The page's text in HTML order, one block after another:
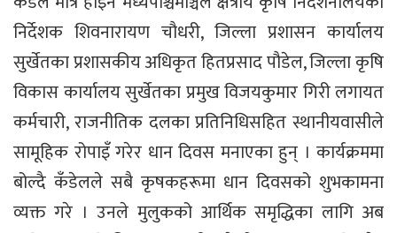
निर्देशक शिवनारायण चौधरी, जिल्ला प्रशासन कार्यालय
सुर्खेतका प्रशासकीय अधिकृत हितप्रसाद पौडेल, जिल्ला कृषि
विकास कार्यालय सुर्खेतका प्रमुख विजयकुमार गिरी लगायत
कर्मचारी, राजनीतिक दलका प्रतिनिधिसहित स्थानीयवासीले
सामूहिक रोपाइँ गरेर धान दिवस मनाएका हुन् । कार्यक्रममा
बोल्दै कँडेलले सबै कृषकहरूमा धान दिवसको शुभकामना
व्यक्त गरे । उनले मुलुकको आर्थिक समृद्धिका लागि अब